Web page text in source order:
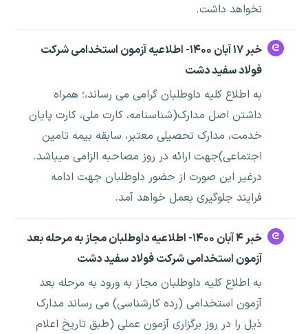
نخواهد داشت.
خبر ۱۷ آبان ۱۴۰۰- اطلاعیه آزمون استخدامی شرکت
فولاد سفید دشت
به اطلاع کلیه داوطلبان گرامی می رساند،؛ همراه
داشتن اصل مدارک(شناسنامه، کارت ملی، کارت پایان
خدمت، مدارک تحصیلی معتبر، سابقه بیمه تامین
اجتماعی)جهت ارائه در روز مصاحبه الزامی میباشد.
درغیر این صورت از حضور داوطلبان جهت ادامه
فرایند جلوگیری بعمل خواهد آمد.
خبر ۴ آبان ۱۴۰۰- اطلاعیه داوطلبان مجاز به مرحله بعد
آزمون استخدامی شرکت فولاد سفید دشت
به اطلاع کلیه داوطلبان مجاز به ورود به مرحله بعد
آزمون استخدامی (رده کارشناسی) می رساند مدارک
ذیل را در روز برگزاری آزمون عملی (طبق تاریخ اعلام